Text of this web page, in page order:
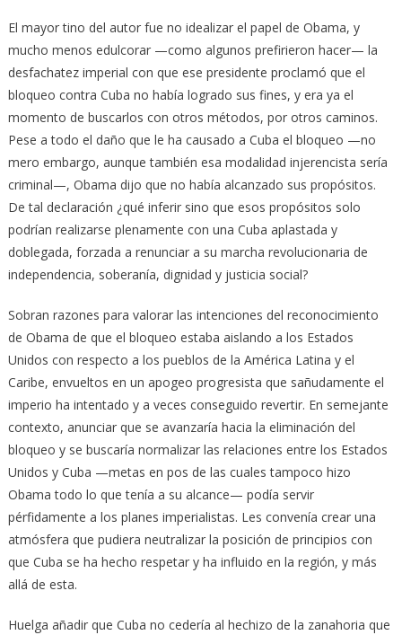
El mayor tino del autor fue no idealizar el papel de Obama, y
mucho menos edulcorar —como algunos prefirieron hacer— la
desfachatez imperial con que ese presidente proclamó que el
bloqueo contra Cuba no había logrado sus fines, y era ya el
momento de buscarlos con otros métodos, por otros caminos.
Pese a todo el daño que le ha causado a Cuba el bloqueo —no
mero embargo, aunque también esa modalidad injerencista sería
criminal—, Obama dijo que no había alcanzado sus propósitos.
De tal declaración ¿qué inferir sino que esos propósitos solo
podrían realizarse plenamente con una Cuba aplastada y
doblegada, forzada a renunciar a su marcha revolucionaria de
independencia, soberanía, dignidad y justicia social?
Sobran razones para valorar las intenciones del reconocimiento
de Obama de que el bloqueo estaba aislando a los Estados
Unidos con respecto a los pueblos de la América Latina y el
Caribe, envueltos en un apogeo progresista que sañudamente el
imperio ha intentado y a veces conseguido revertir. En semejante
contexto, anunciar que se avanzaría hacia la eliminación del
bloqueo y se buscaría normalizar las relaciones entre los Estados
Unidos y Cuba —metas en pos de las cuales tampoco hizo
Obama todo lo que tenía a su alcance— podía servir
pérfidamente a los planes imperialistas. Les convenía crear una
atmósfera que pudiera neutralizar la posición de principios con
que Cuba se ha hecho respetar y ha influido en la región, y más
allá de esta.
Huelga añadir que Cuba no cedería al hechizo de la zanahoria que